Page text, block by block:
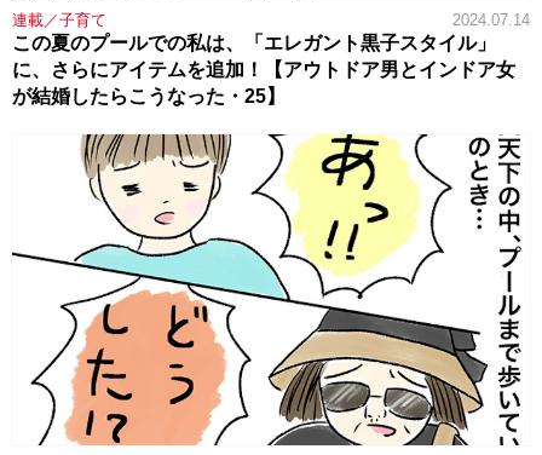
連載／子育て 2024.07.14
この夏のプールでの私は、「エレガント黒子スタイル」
に、さらにアイテムを追加！【アウトドア男とインドア女
が結婚したらこうなった・25】